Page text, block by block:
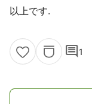
以上です.
comment1